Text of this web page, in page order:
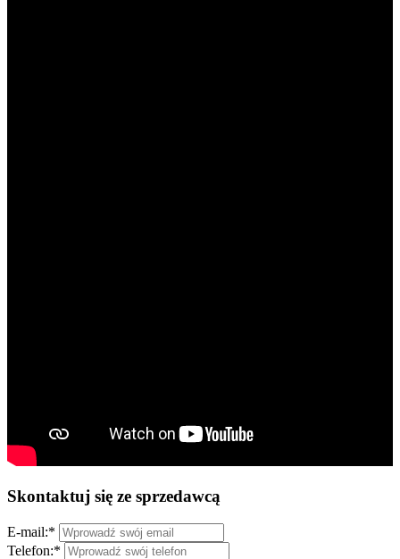
Skontaktuj się ze sprzedawcą
E-mail:*
Telefon:*